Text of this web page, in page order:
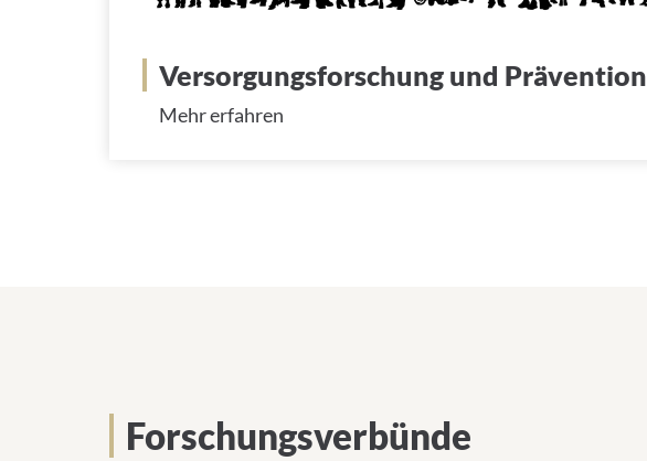
Versorgungsforschung und Prävention
Mehr erfahren
Forschungsverbünde